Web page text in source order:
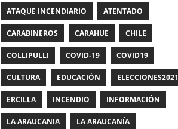
ATAQUE INCENDIARIO ATENTADO
CARABINEROS CARAHUE CHILE
COLLIPULLI COVID-19 COVID19
CULTURA EDUCACIÓN ELECCIONES2021
ERCILLA INCENDIO INFORMACIÓN
LA ARAUCANIA LA ARAUCANÍA